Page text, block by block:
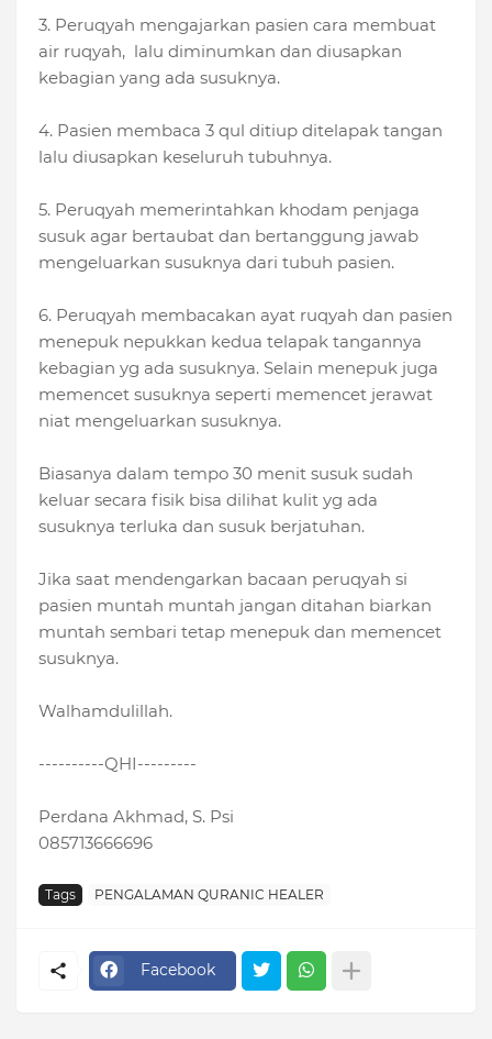
3. Peruqyah mengajarkan pasien cara membuat
air ruqyah, lalu diminumkan dan diusapkan
kebagian yang ada susuknya.
4. Pasien membaca 3 qul ditiup ditelapak tangan
lalu diusapkan keseluruh tubuhnya.
5. Peruqyah memerintahkan khodam penjaga
susuk agar bertaubat dan bertanggung jawab
mengeluarkan susuknya dari tubuh pasien.
6. Peruqyah membacakan ayat ruqyah dan pasien
menepuk nepukkan kedua telapak tangannya
kebagian yg ada susuknya. Selain menepuk juga
memencet susuknya seperti memencet jerawat
niat mengeluarkan susuknya.
Biasanya dalam tempo 30 menit susuk sudah
keluar secara fisik bisa dilihat kulit yg ada
susuknya terluka dan susuk berjatuhan.
Jika saat mendengarkan bacaan peruqyah si
pasien muntah muntah jangan ditahan biarkan
muntah sembari tetap menepuk dan memencet
susuknya.
Walhamdulillah.
----------QHI---------
Perdana Akhmad, S. Psi
085713666696
Tags PENGALAMAN QURANIC HEALER
Facebook